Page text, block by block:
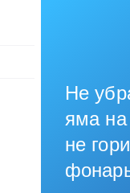
Не
яма на
не